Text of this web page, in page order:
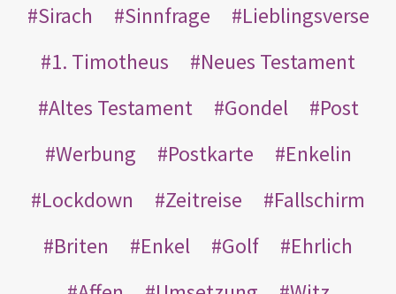
Sirach
Sinnfrage
Lieblingsverse
1. Timotheus
Neues Testament
Altes Testament
Gondel
Post
Werbung
Postkarte
Enkelin
Lockdown
Zeitreise
Fallschirm
Briten
Enkel Golf
Ehrlich